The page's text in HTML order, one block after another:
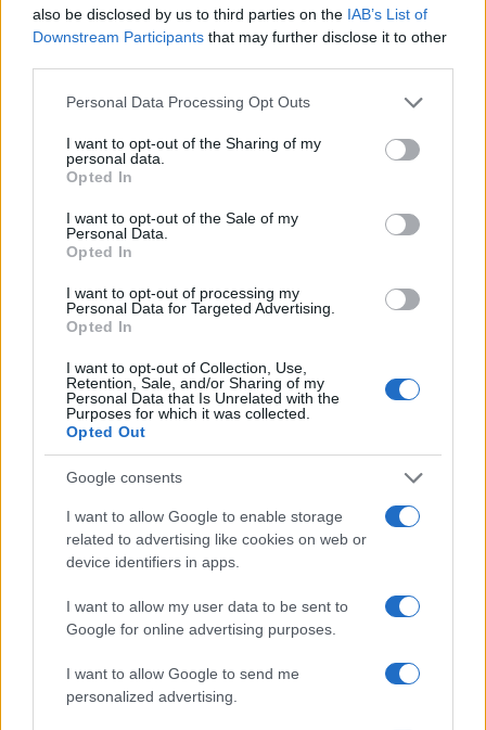
also be disclosed by us to third parties on the IAB’s List of
Downstream Participants that may further disclose it to other
Please note that this website/app uses one or more Google
not limited to your visit or usage behaviour. You may click to
grant or deny consent to Google and its third-party tags to
use your data for below specified purposes in below Google
consent section.
Personal Data Processing Opt Outs
I want to opt-out of the Sharing of my
personal data.
Opted In
I want to opt-out of the Sale of my
Personal Data.
Opted In
I want to opt-out of processing my
Personal Data for Targeted Advertising.
Opted In
I want to opt-out of Collection, Use,
Retention, Sale, and/or Sharing of my
Personal Data that Is Unrelated with the
Purposes for which it was collected.
Opted Out
Google consents
I want to allow Google to enable storage
related to advertising like cookies on web or
device identifiers in apps.
I want to allow my user data to be sent to
Google for online advertising purposes.
I want to allow Google to send me
personalized advertising.
AUTORE
Ilaria Mauri
giornalismo sportivo dopo una notte al
Dall'Ara durante una partita decisiva: oggi
commenti. In redazione predilige reportage
sul campo e conserva il biglietto di quella